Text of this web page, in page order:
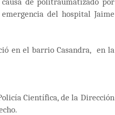
del hospital Jaime
en el barrio Casandra, en la
Científica, de la Dirección